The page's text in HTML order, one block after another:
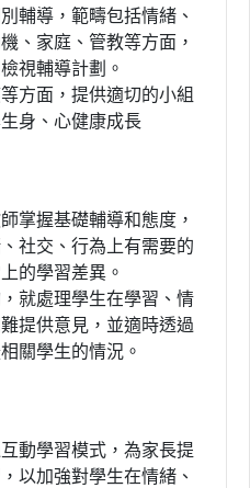
輔導，範疇包括情緒、
、家庭、管教等方面，
視輔導計劃。
方面，提供適切的小組
身、心健康成長
掌握基礎輔導和態度，
社交、行為上有需要的
的學習差異。
就處理學生在學習、情
提供意見，並適時透過
關學生的情況。
動學習模式，為家長提
以加強對學生在情緒、